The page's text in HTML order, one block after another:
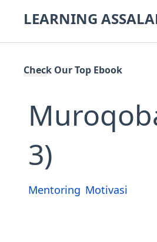
LEARNING
Check Our Top Ebook
3)
Mentoring Motivasi